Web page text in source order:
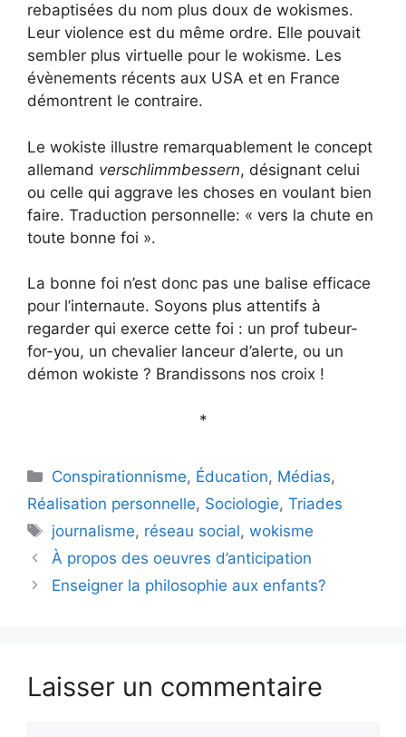
rebaptisées du nom plus doux de wokismes.
Leur violence est du même ordre. Elle pouvait
sembler plus virtuelle pour le wokisme. Les
évènements récents aux USA et en France
démontrent le contraire.
Le wokiste illustre remarquablement le concept
allemand verschlimmbessern, désignant celui
ou celle qui aggrave les choses en voulant bien
faire. Traduction personnelle: « vers la chute en
toute bonne foi ».
La bonne foi n’est donc pas une balise efficace
pour l’internaute. Soyons plus attentifs à
regarder qui exerce cette foi : un prof tubeur-
for-you, un chevalier lanceur d’alerte, ou un
démon wokiste ? Brandissons nos croix !
*
Catégories
Conspirationnisme, Éducation, Médias,
Réalisation personnelle, Sociologie, Triades
Étiquettes
journalisme, réseau social,wokisme
À propos des oeuvres d’anticipation
Enseigner la philosophie aux enfants?
Laisser un commentaire